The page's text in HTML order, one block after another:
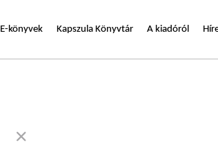
E-könyvek Kapszula Könyvtár A kiadóról